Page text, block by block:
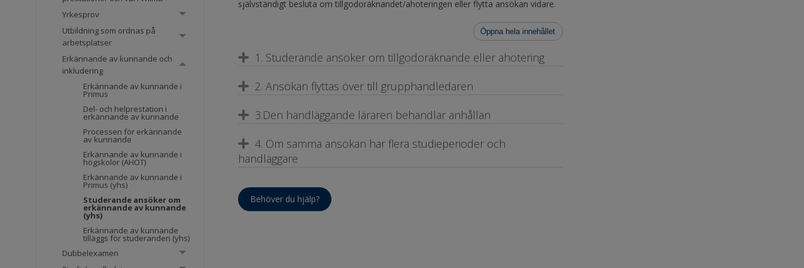
Yrkesprov
Utbildning som ordnas på
arbetsplatser
Erkännande av kunnande och
inkludering
Erkännande av kunnande i
Primus
Del- och helprestation i
erkännande av kunnande
Processen för erkännande
av kunnande
Erkännande av kunnande i
högskolor (AHOT)
Erkännande av kunnande i
Primus (yhs)
Studerande ansöker om
erkännande av kunnande
(yhs)
Erkännande av kunnande
tilläggs för studeranden (yhs)
Dubbelexamen
självständigt besluta om tillgodoräknandet/ahoteringen eller flytta ansökan vidare.
Öppna hela innehållet
1. Studerande ansöker om tillgodoräknande eller ahotering
2. Ansökan flyttas över till grupphandledaren
3.Den handläggande läraren behandlar anhållan
4. Om samma ansökan har flera studieperioder och
handläggare
Behöver du hjälp?